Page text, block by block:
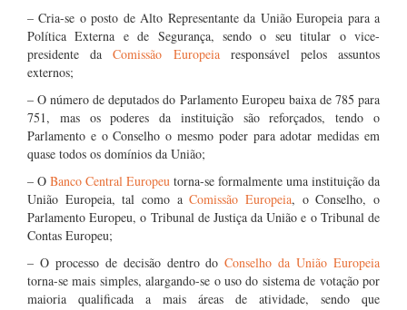
– Cria-se o posto de Alto Representante da União Europeia para a
Política Externa e de Segurança, sendo o seu titular o vice-
presidente daComissão Europeiaresponsável pelos assuntos
externos;
– O número de deputados do Parlamento Europeu baixa de 785 para
751, mas os poderes da instituição são reforçados, tendo o
Parlamento e o Conselho o mesmo poder para adotar medidas em
quase todos os domínios da União;
– O Banco Central Europeu torna-se formalmente uma instituição da
União Europeia, tal como aComissão Europeia, o Conselho, o
Parlamento Europeu, o Tribunal de Justiça da União e o Tribunal de
Contas Europeu;
– O processo de decisão dentro doConselho da União Europeia
torna-se mais simples, alargando-se o uso do sistema de votação por
maioria qualificada a mais áreas de atividade, sendo que